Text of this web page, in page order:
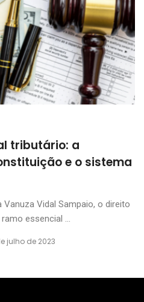
tributário: a
e o sistema
Vidal Sampaio, o direito
essencial ...
julho de 2023